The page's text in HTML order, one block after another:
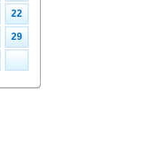
22
29